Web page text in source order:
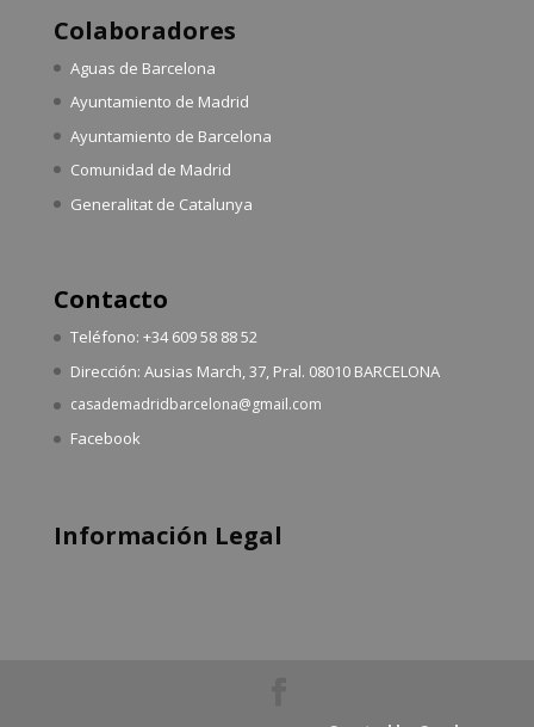
Colaboradores
Aguas de Barcelona
Ayuntamiento de Madrid
Ayuntamiento de Barcelona
Comunidad de Madrid
Generalitat de Catalunya
Contacto
Teléfono: +34 609 58 88 52
Dirección: Ausias March, 37, Pral. 08010 BARCELONA
casademadridbarcelona@gmail.com
Facebook
Información Legal